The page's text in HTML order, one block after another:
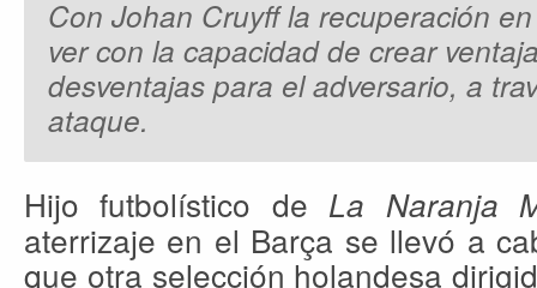
Con Johan Cruyff la recuperación
ver con la capacidad de crear
desventajas para el adversario, a
ataque.
Hijo futbolístico de La Naranja
aterrizaje en el Barça se llevó a
que otra selección holandesa